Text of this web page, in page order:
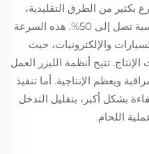
بكثير من الطرق التقليدية،
حيث تقلل غالبًا من أوقات الدورة بنسبة تصل إلى 50%. هذه السرعة
والإلكترونيات، حيث
تتيح أنظمة الليزر العمل
ويعظم الإنتاجية. أما تنفيذ
بشكل أكبر، بتقليل التدخل
اللحام.